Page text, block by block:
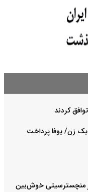
کردند
یک زن/ یوفا پرداخت
از منچسترسیتی خوش‌بین